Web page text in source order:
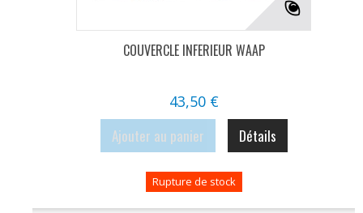
COUVERCLE INFERIEUR WAAP
43,50 €
Ajouter au panier Détails
Rupture de stock